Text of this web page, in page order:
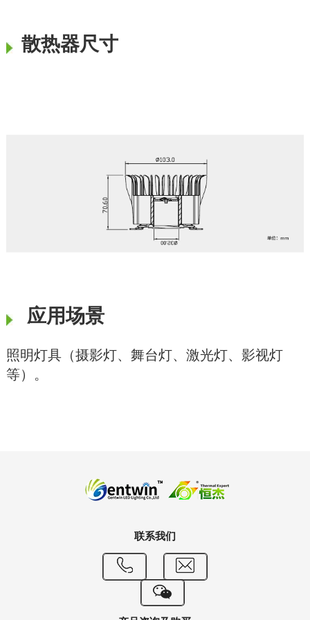
散热器尺寸
应用场景
照明灯具（摄影灯、舞台灯、激光灯、影视灯
等）。
联系我们